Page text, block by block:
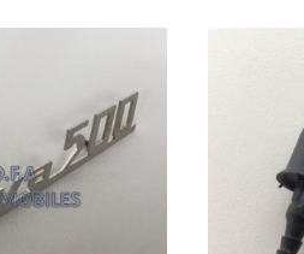
Au Panier